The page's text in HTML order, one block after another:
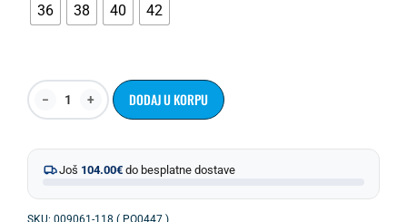
36 38 40 42
DODAJ U KORPU
Još 104.00€ do besplatne dostave